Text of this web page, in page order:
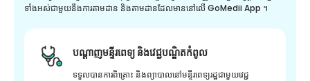
ទាំងអស់ជាមួយនឹងការតាមដាន និងតាមដានដែលមាននៅលើ GoMedii App ។
បណ្តាញមន្ទីរពេទ្យ និងវេជ្ជបណ្ឌិតកំពូល
ទទួលបានការពិគ្រោះ និងព្យាបាលនៅមន្ទីរពេទ្យរដ្ឋជាមួយវេជ្ជ